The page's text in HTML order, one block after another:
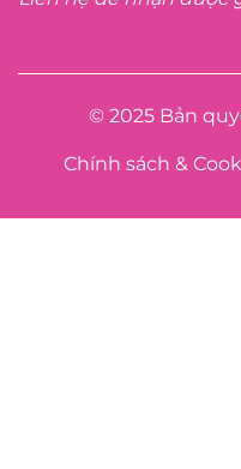
© 2025 Bản
Chính sách &